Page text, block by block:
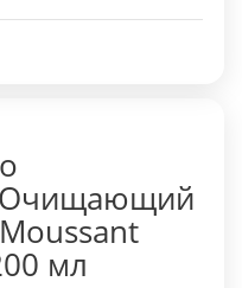
Очищающий
мл